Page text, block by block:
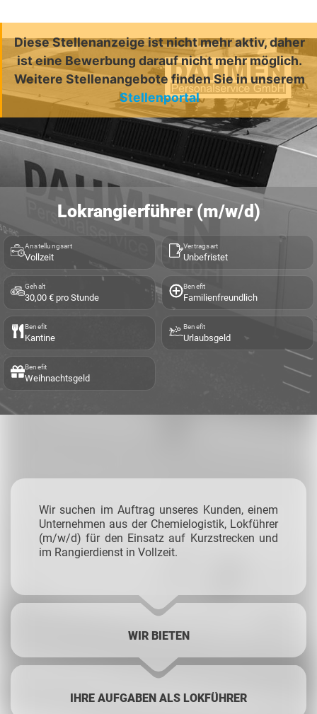
Diese Stellenanzeige ist nicht mehr aktiv, daher
ist eine Bewerbung darauf nicht mehr möglich.
Weitere Stellenangebote finden Sie in unserem
Stellenportal
Lokrangierführer (m/w/d)
Anstellungsart
Vollzeit
Vertragsart
Unbefristet
Gehalt
30,00 € pro Stunde
Benefit
Familienfreundlich
Benefit
Kantine
Benefit
Urlaubsgeld
Benefit
Weihnachtsgeld
Wir suchen im Auftrag unseres Kunden, einem
Unternehmen aus der Chemielogistik, Lokführer
(m/w/d) für den Einsatz auf Kurzstrecken und
im Rangierdienst in Vollzeit.
WIR BIETEN
IHRE AUFGABEN ALS LOKFÜHRER